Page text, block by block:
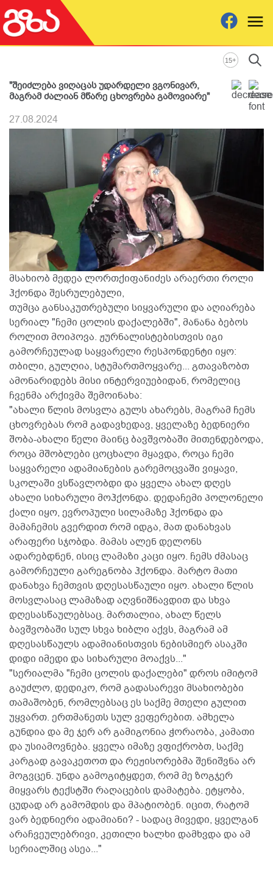
15+
"შეიძლება ვიღაცას უდარდელი ვგონივარ,
მაგრამ ძალიან მწარე ცხოვრება გამოვიარე"
27.08.2024
მსახიობ მედეა ლორთქიფანიძეს არაერთი როლი
ჰქონდა შესრულებული,
თუმცა განსაკუთრებული სიყვარული და აღიარება
სერიალ "ჩემი ცოლის დაქალებში", მანანა ბებოს
როლით მოიპოვა. ჟურნალისტებისთვის იგი
გამორჩეულად საყვარელი რესპონდენტი იყო:
თბილი, გულღია, სტუმართმოყვარე... გთავაზობთ
ამონარიდებს მისი ინტერვიუებიდან, რომელიც
ჩვენმა არქივმა შემოინახა:
"ახალი წლის მოსვლა გულს ახარებს, მაგრამ ჩემს
ცხოვრებას რომ გადავხედავ, ყველაზე ბედნიერი
შობა-ახალი წელი მაინც ბავშვობაში მითენდებოდა,
როცა მშობლები ცოცხალი მყავდა, როცა ჩემი
საყვარელი ადამიანების გარემოცვაში ვიყავი,
სკოლაში ვსწავლობდი და ყველა ახალ დღეს
ახალი სიხარული მოჰქონდა. დედაჩემი პოლონელი
ქალი იყო, ევროპული სილამაზე ჰქონდა და
მამაჩემის გვერდით რომ იდგა, მათ დანახვას
არაფერი სჯობდა. მამას ალენ დელონს
ადარებდნენ, ისიც ლამაზი კაცი იყო. ჩემს ძმასაც
გამორჩეული გარეგნობა ჰქონდა. მარტო მათი
დანახვა ჩემთვის დღესასწაული იყო. ახალი წლის
მოსვლასაც ლამაზად აღვნიშნავდით და სხვა
დღესასწაულებსაც. მართალია, ახალ წელს
ბავშვობაში სულ სხვა ხიბლი აქვს, მაგრამ ამ
დღესასწაულს ადამიანისთვის ნებისმიერ ასაკში
დიდი იმედი და სიხარული მოაქვს..."
"სერიალმა "ჩემი ცოლის დაქალები" დროს იმიტომ
გაუძლო, დედიკო, რომ გადასარევი მსახიობები
თამაშობენ, რომლებსაც ეს საქმე მთელი გულით
უყვართ. ერთმანეთს სულ ვეფერებით. ამხელა
გუნდია და მე ჯერ არ გამიგონია ჭორაობა, კამათი
და უსიამოვნება. ყველა იმაზე ვფიქრობთ, საქმე
კარგად გავაკეთოთ და რეჟისორებმა შენიშვნა არ
მოგვცენ. უნდა გამოგიტყდეთ, რომ მე ზოგჯერ
მიყვარს ტექსტში რაღაცების დამატება. ეტყობა,
ცუდად არ გამომდის და მპატიობენ. იცით, რატომ
ვარ ბედნიერი ადამიანი? - სადაც მივედი, ყველგან
არაჩვეულებრივი, კეთილი ხალხი დამხვდა და ამ
სერიალშიც ასეა..."